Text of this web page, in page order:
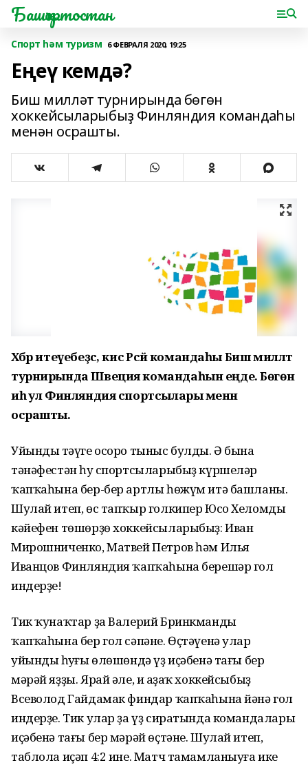
Башҡортостан
Спорт һәм туризм 6 ФЕВРАЛЯ 2020, 19:25
Еңеү кемдә?
Биш милләт турнирында бөгөн
хоккейсыларыбыҙ Финляндия командаһы
менән осрашты.
Хәбәр итеүебеҙсә, кисә Рәсәй командаһы Биш милләт
турнирында Швеция командаһын еңде. Бөгөн
иһә ул Финляндия спортсылары менән
осрашты.
Уйындың тәүге осоро тыныс булды. Ә бына
тәнәфестән һуң спортсыларыбыҙ күршеләр
ҡапҡаһына бер-бер артлы һөжүм итә башланы.
Шулай итеп, өс тапҡыр голкипер Юсо Хеломдың
кәйефен төшөрҙө хоккейсыларыбыҙ: Иван
Мирошниченко, Матвей Петров һәм Илья
Иванцов Финляндия ҡапҡаһына берешәр гол
индерҙе!
Тик ҡунаҡтар ҙа Валерий Бринкмандың
ҡапҡаһына бер гол сәпәне. Өҫтәүенә улар
уйындың һуңғы өлөшөндә үҙ иҫәбенә тағы бер
мәрәй яҙҙы. Ярай әле, иң аҙаҡ хоккейсыбыҙ
Всеволод Гайдамак финдар ҡапҡаһына йәнә гол
индерҙе. Тик улар ҙа үҙ сиратында командалары
иҫәбенә тағы бер мәрәй өҫтәне. Шулай итеп,
таблола иҫәп 4:2 ине. Матч тамамланыуға ике